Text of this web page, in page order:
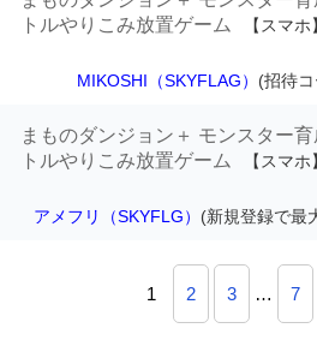
トルやりこみ放置ゲーム
【スマホ】
MIKOSHI（SKYFLAG） (招待
まものダンジョン＋ モンスター
トルやりこみ放置ゲーム
【スマホ】
アメフリ（SKYFLG） (新規登録で最
1 2 3 … 7